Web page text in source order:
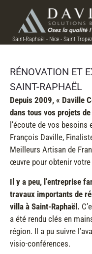
Saint-Raphaël - Nice - Saint Tropez
RÉNOVATION ET
SAINT-RAPHAËL
Depuis 2009, « Daville
dans tous vos projets
l’écoute de vos
François Daville,
Meilleurs Artisan de
œuvre pour obtenir
Il y a peu, l’entreprise
travaux importants de
villa à Saint-Raphaël.
a été rendu clés en
région. Il a pu suivre
visio-conférences.